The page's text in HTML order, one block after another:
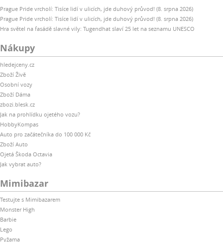
Prague Pride vrcholí: Tisíce lidí v ulicích, jde duhový průvod! (8. srpna 2026)
Prague Pride vrcholí: Tisíce lidí v ulicích, jde duhový průvod! (8. srpna 2026)
Hra světel na fasádě slavné vily: Tugendhat slaví 25 let na seznamu UNESCO
Nákupy
hledejceny.cz
Zboží Živě
Osobní vozy
Zboží Dáma
zbozi.blesk.cz
Jak na prohlídku ojetého vozu?
HobbyKompas
Auto pro začátečníka do 100 000 Kč
Zboží Auto
Ojetá Škoda Octavia
Jak vybrat auto?
Mimibazar
Testujte s Mimibazarem
Monster High
Barbie
Lego
Pyžama